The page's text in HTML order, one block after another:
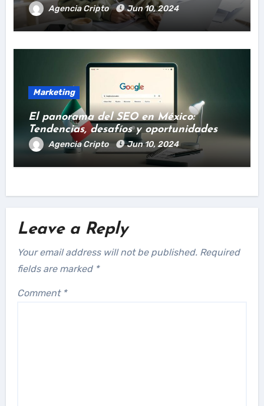
Agencia Cripto Jun 10, 2024
Marketing
El panorama del SEO en México:
Tendencias, desafíos y oportunidades
Agencia Cripto Jun 10, 2024
Leave a Reply
Your email address will not be published. Required
fields are marked *
Comment *